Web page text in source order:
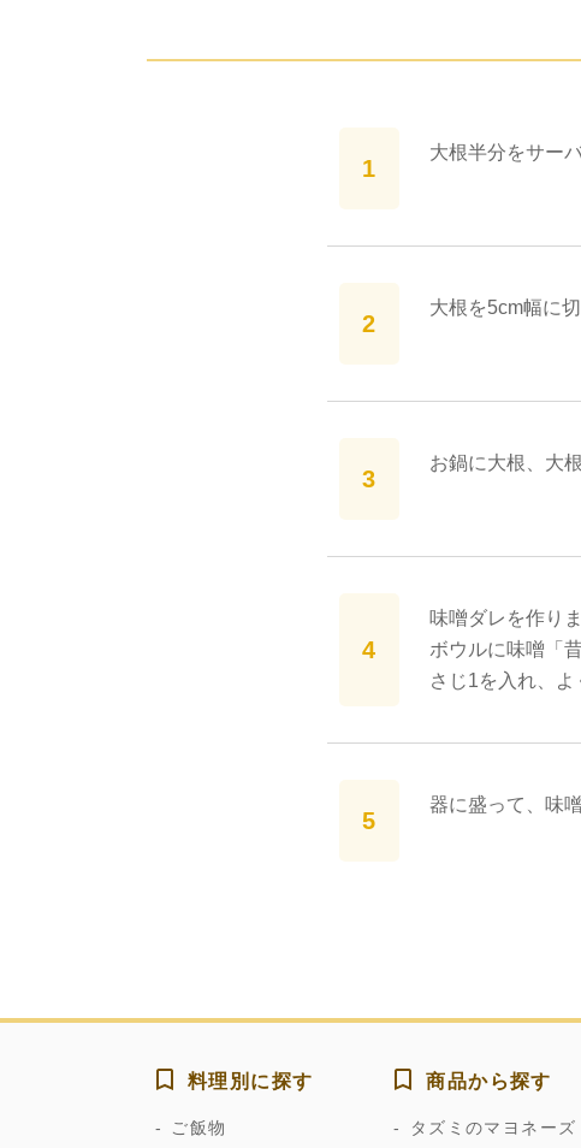
大根半分をサー
大根を5cm幅に
お鍋に大根、大
味噌ダレを作りま
ボウルに味噌「
さじ1を入れ、
器に盛って、味
料理別に探す
ご飯物
商品から探す
タズミのマヨネーズ